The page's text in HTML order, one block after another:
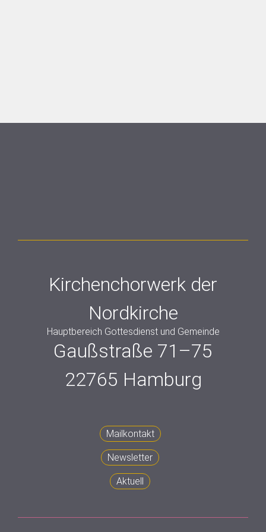
Kirchenchorwerk der
Nordkirche
Hauptbereich Gottesdienst und Gemeinde
Gaußstraße 71–75
22765 Hamburg
Mailkontakt
Newsletter
Aktuell